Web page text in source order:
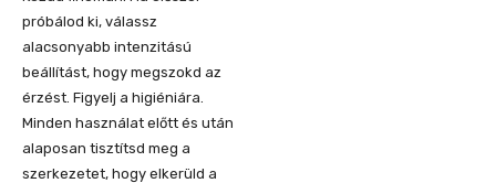
próbálod ki, válassz
alacsonyabb intenzitású
beállítást, hogy megszokd az
érzést. Figyelj a higiéniára.
Minden használat előtt és után
alaposan tisztítsd meg a
szerkezetet, hogy elkerüld a